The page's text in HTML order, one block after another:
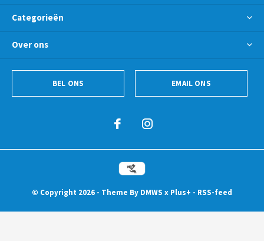
Categorieën
Over ons
BEL ONS EMAIL ONS
© Copyright 2026 - Theme By DMWS x Plus+ - RSS-feed